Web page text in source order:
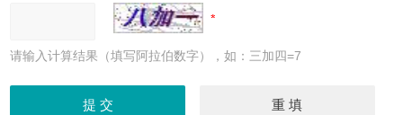
请输入计算结果（填写阿拉伯数字），如：三加四=7